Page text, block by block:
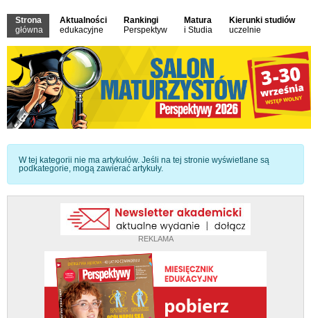
Strona
główna
Aktualności
edukacyjne
Rankingi
Perspektyw
Matura
i Studia
Kierunki studiów
uczelnie
REKLAMA
Informacja
W tej kategorii nie ma artykułów. Jeśli na tej stronie wyświetlane są
podkategorie, mogą zawierać artykuły.